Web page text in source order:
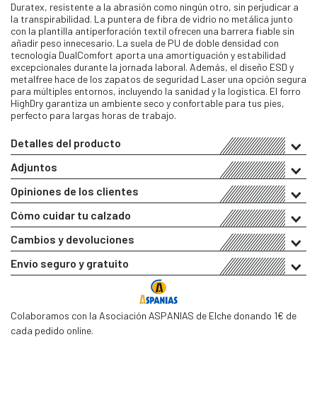
Duratex, resistente a la abrasión como ningún otro, sin perjudicar a
la transpirabilidad. La puntera de fibra de vidrio no metálica junto
con la plantilla antiperforación textil ofrecen una barrera fiable sin
añadir peso innecesario. La suela de PU de doble densidad con
tecnología DualComfort aporta una amortiguación y estabilidad
excepcionales durante la jornada laboral. Además, el diseño ESD y
metalfree hace de los zapatos de seguridad Laser una opción segura
para múltiples entornos, incluyendo la sanidad y la logística. El forro
HighDry garantiza un ambiente seco y confortable para tus pies,
perfecto para largas horas de trabajo.
Detalles del producto
Adjuntos
Opiniones de los clientes
Cómo cuidar tu calzado
Cambios y devoluciones
Envío seguro y gratuito
Colaboramos con la Asociación ASPANIAS de Elche donando 1€ de
cada pedido online.